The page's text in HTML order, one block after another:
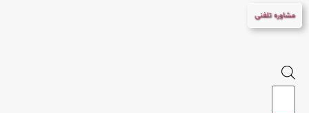
پرش
به
مشاوره تلفنی
Products